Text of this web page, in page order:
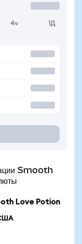
4ч 1Д
Smooth
Love Potion